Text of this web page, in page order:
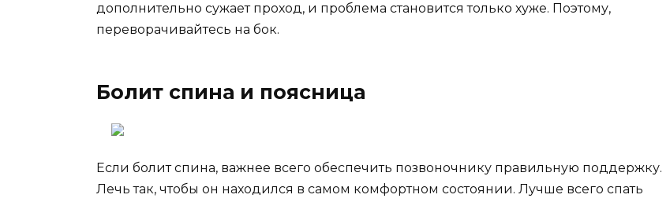
дополнительно сужает проход, и проблема становится только хуже. Поэтому,
переворачивайтесь на бок.
Болит спина и поясница
Если болит спина, важнее всего обеспечить позвоночнику правильную поддержку.
Лечь так, чтобы он находился в самом комфортном состоянии. Лучше всего спать